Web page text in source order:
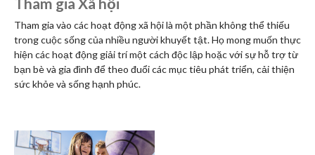
Tham gia vào các hoạt động xã hội là một phần không thể thiếu
trong cuộc sống của nhiều người khuyết tật. Họ mong muốn thực
hiện các hoạt động giải trí một cách độc lập hoặc với sự hỗ trợ từ
bạn bè và gia đình để theo đuổi các mục tiêu phát triển, cải thiện
sức khỏe và sống hạnh phúc.